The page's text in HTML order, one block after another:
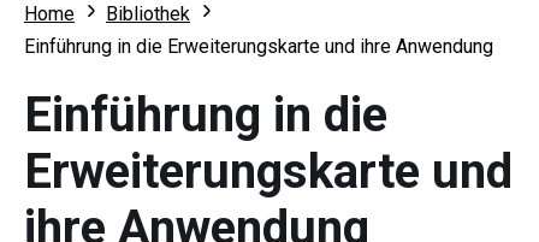
Home
Bibliothek
Einführung in die Erweiterungskarte und ihre Anwendung
Einführung in die
Erweiterungskarte und
ihre Anwendung